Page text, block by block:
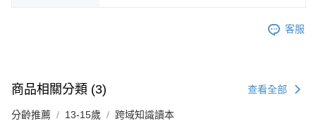
客服
商品相關分類 (3) 查看全部
分齡推薦 13-15歲 跨域知識讀本